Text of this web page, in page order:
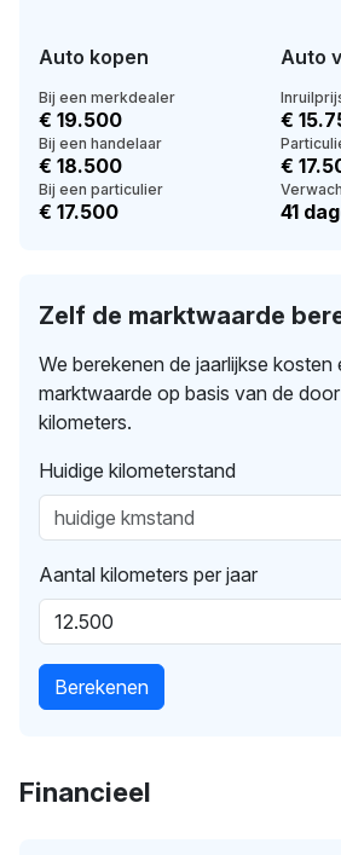
Auto kopen
Bij een merkdealer
€ 19.500
Bij een handelaar
€ 18.500
Bij een particulier
€ 17.500
Auto
€
€
41
Zelf de marktwaarde
We berekenen de jaarlijkse kosten
marktwaarde op basis van de
kilometers.
Huidige kilometerstand
Aantal kilometers per jaar
Berekenen
Financieel